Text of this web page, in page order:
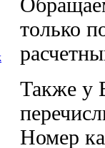
только
Также у
Номер